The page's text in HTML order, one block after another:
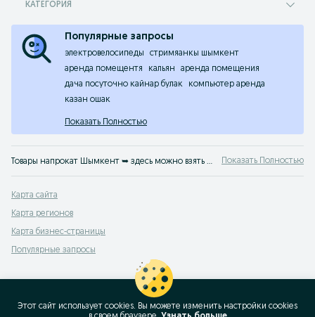
КАТЕГОРИЯ
Популярные запросы
электровелосипеды
стримяанкы шымкент
аренда помещентя
кальян
аренда помещения
дача посуточно кайнар булак
компьютер аренда
казан ошак
Показать Полностью
Товары напрокат Шымкент ➥ здесь можно взять или сдать в аренду абсолютно любую вещь. Прокат: авто, спецтехники, инструментов и оборудования, товаров для мероприятий и многого другого. На OLX.kz Шымкент найдется все! Показать Полностью
Карта сайта
Карта регионов
Карта бизнес-страницы
Популярные запросы
Этот сайт использует cookies. Вы можете изменить настройки cookies